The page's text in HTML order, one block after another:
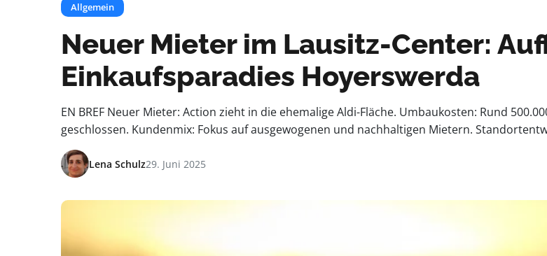
Allgemein
Neuer Mieter im Lausitz-Center:
Einkaufsparadies Hoyerswerda
EN BREF Neuer Mieter: Action zieht in die ehemalige Aldi-Fläche. Umbaukosten: Rund
geschlossen. Kundenmix: Fokus auf ausgewogenen und nachhaltigen Mietern.
Lena Schulz29. Juni 2025